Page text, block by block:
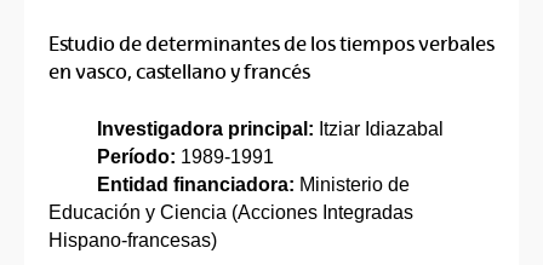
Estudio de determinantes de los tiempos verbales
en vasco, castellano y francés
Investigadora principal: Itziar Idiazabal
Período: 1989-1991
Entidad financiadora: Ministerio de
Educación y Ciencia (Acciones Integradas
Hispano-francesas)